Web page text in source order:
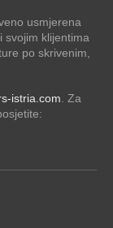
usmjerena
svojim klijentima
po skrivenim,
istria.com . Za